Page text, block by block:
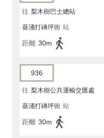
往 梨木樹巴士總站
葵涌打磚坪街 站
距離 30m
936
往 梨木樹公共運輸交匯處
葵涌打磚坪街 站
距離 30m